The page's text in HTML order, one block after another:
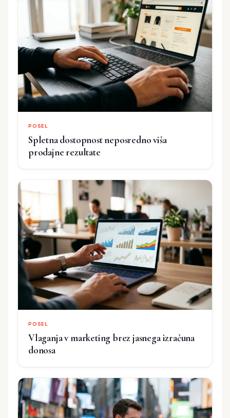
POSEL
Spletna dostopnost neposredno viša
prodajne rezultate
POSEL
Vlaganja v marketing brez jasnega izračuna
donosa